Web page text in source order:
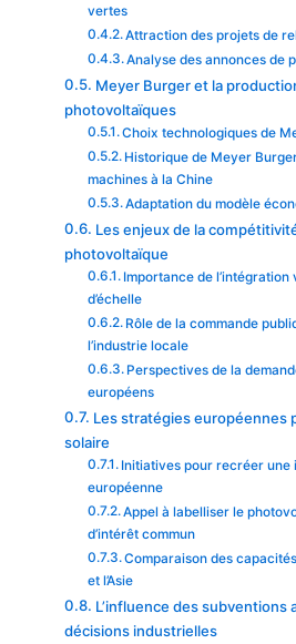
vertes
Attraction des projets de
Analyse des annonces de
Meyer Burger et la
photovoltaïques
Choix technologiques de
Historique de Meyer
machines à la Chine
Adaptation du modèle
Les enjeux de la
photovoltaïque
Importance de
d’échelle
Rôle de la commande
l’industrie locale
Perspectives de la
européens
Les stratégies européennes
solaire
Initiatives pour recréer
européenne
Appel à labelliser le
d’intérêt commun
Comparaison des
et l’Asie
L’influence des subventions
décisions industrielles